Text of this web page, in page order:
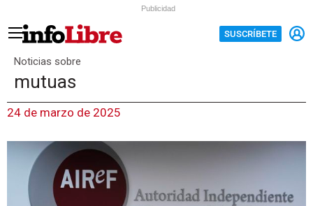
Publicidad
SUSCRÍBETE
Noticias sobre
mutuas
24 de marzo de 2025